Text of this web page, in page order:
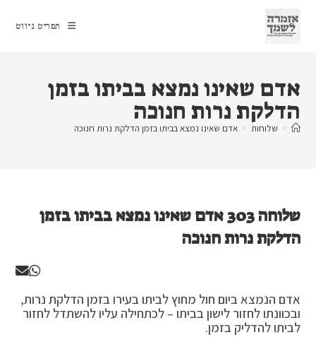
content
תפריט ניווט
אדם שאינו נמצא בביתו בזמן
הדלקת נרות חנוכה
> שלוחות > אדם שאינו נמצא בביתו בזמן הדלקת נרות חנוכה
שלוחה 303 אדם שאינו נמצא בביתו בזמן
הדלקת נרות חנוכה
אדם הנמצא ביום חול מחוץ לביתו בעירו בזמן הדלקת נרות,
ובכוונתו לחזור לישון בביתו – לכתחילה עליו להשתדל לחזור
לביתו להדליק בזמן.